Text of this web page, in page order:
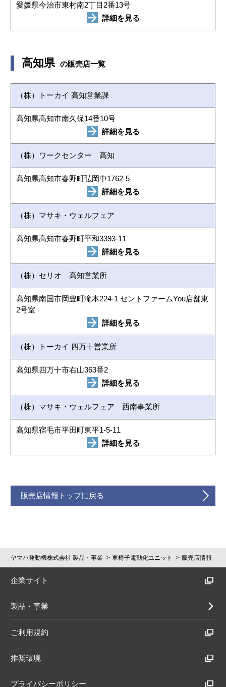
愛媛県今治市東村南2丁目2番13号
詳細を見る
高知県 の販売店一覧
（株）トーカイ 高知営業課
高知県高知市南久保14番10号
詳細を見る
（株）ワークセンター 高知
高知県高知市春野町弘岡中1762-5
詳細を見る
（株）マサキ・ウェルフェア
高知県高知市春野町平和3393-11
詳細を見る
（株）セリオ 高知営業所
高知県南国市岡豊町滝本224-1 セントファームYou店舗東
2号室
詳細を見る
（株）トーカイ 四万十営業所
高知県四万十市右山363番2
詳細を見る
（株）マサキ・ウェルフェア 西南事業所
高知県宿毛市平田町東平1-5-11
詳細を見る
販売店情報トップに戻る
ヤマハ発動機株式会社 製品・事業 車椅子電動化ユニット 販売店情報
企業サイト
製品・事業
ご利用規約
推奨環境
プライバシーポリシー